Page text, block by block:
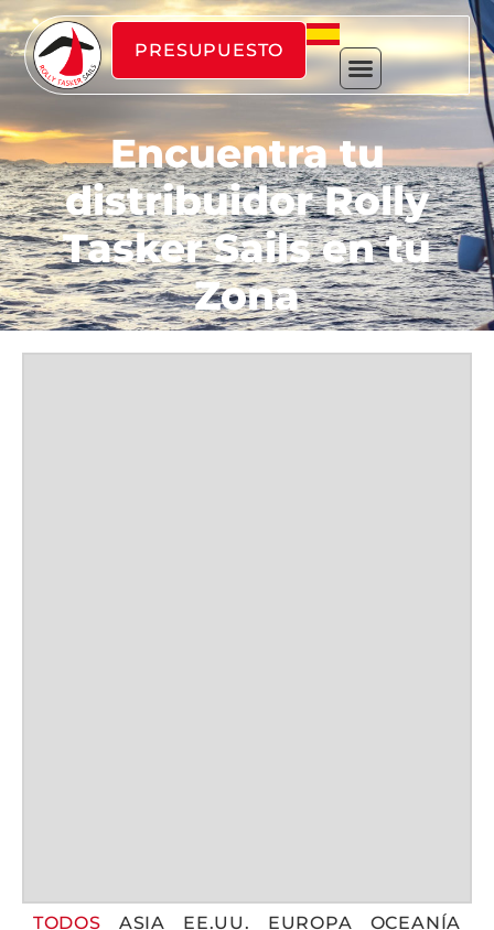
PRESUPUESTO
Encuentra tu
distribuidor Rolly
Tasker Sails en tu
Zona
ASIA EE.UU. EUROPA OCEANÍA
TODOS